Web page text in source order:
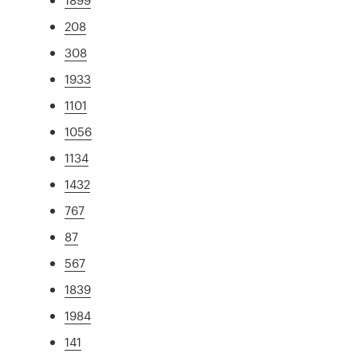
208
308
1933
1101
1056
1134
1432
767
87
567
1839
1984
141